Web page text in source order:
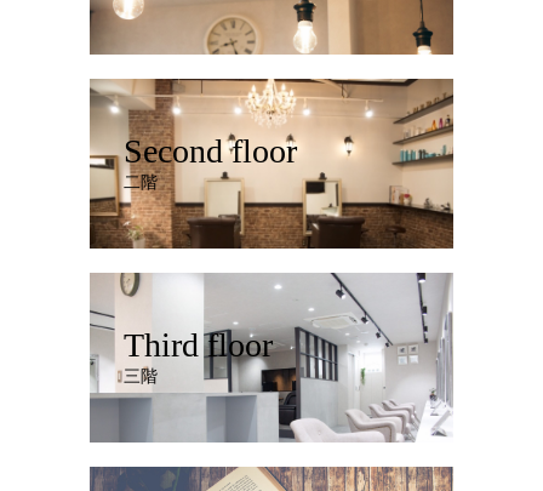
Second floor
二階
Third floor
三階